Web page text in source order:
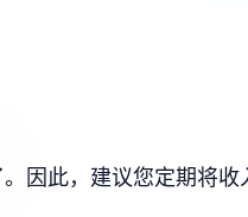
因此，建议您定期将收